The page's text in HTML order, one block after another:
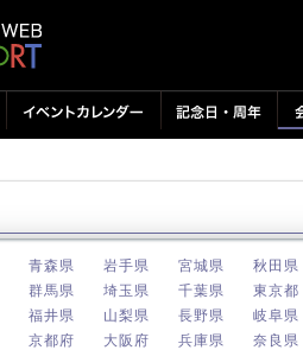
青森県 岩手県 宮城県
秋田県
群馬県 埼玉県 千葉県
東京都
福井県 山梨県 長野県
岐阜県
京都府 大阪府 兵庫県
奈良県